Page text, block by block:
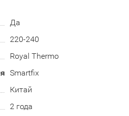
Да
220-240
Royal Thermo
Smartfix
Китай
2 года